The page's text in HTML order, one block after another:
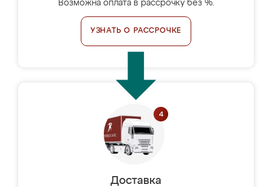
Возможна оплата в рассрочку без %.
УЗНАТЬ О РАССРОЧКЕ
Доставка